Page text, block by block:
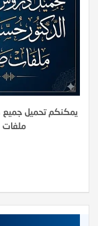
يمكنكم تحميل
ملفات